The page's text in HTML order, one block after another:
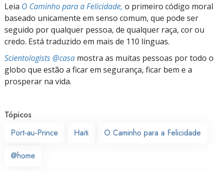
Leia O Caminho para a Felicidade, o primeiro código moral
baseado unicamente em senso comum, que pode ser
seguido por qualquer pessoa, de qualquer raça, cor ou
credo. Está traduzido em mais de 110 línguas.
Scientologists @casa mostra as muitas pessoas por todo o
globo que estão a ficar em segurança, ficar bem e a
prosperar na vida.
Tópicos
Port‑au‑Prince
Haiti O Caminho para a Felicidade
@home